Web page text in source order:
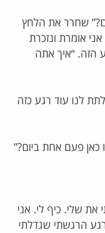
שחרר את הלחץ
אומרת ונזכרת
הזה. “איך אתה
לנו עוד רגע כזה
פעם אחת ביום?”
שלי. כיף לי. אני
הרגשתי שגדלתי